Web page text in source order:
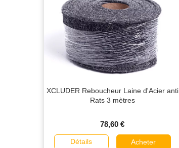
XCLUDER Reboucheur Laine d'Acier anti
Rats 3 mètres
78,60 €
Détails Acheter